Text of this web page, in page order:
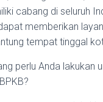
cabang di seluruh
memberikan
tempat tinggal
perlu Anda lakukan